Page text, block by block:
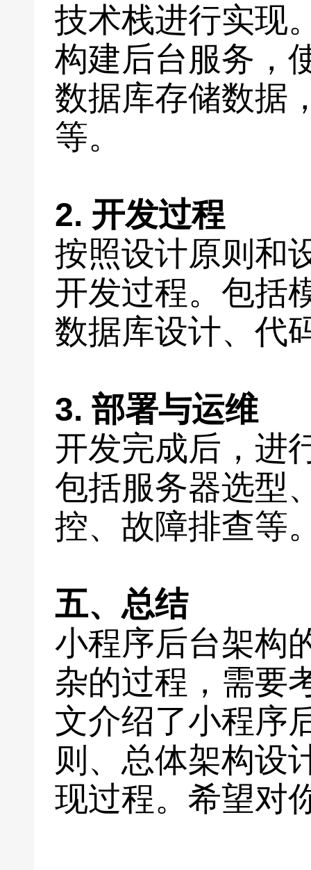
技术栈进行实现
构建后台服务，
数据库存储数据
等。
2. 开发过程
按照设计原则和
开发过程。包括
数据库设计、代
3. 部署与运维
开发完成后，进
包括服务器选型
控、故障排查等
五、总结
小程序后台架构
杂的过程，需要
文介绍了小程序
则、总体架构设
现过程。希望对